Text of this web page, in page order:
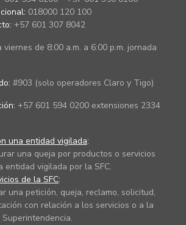
018000 120 100
+57 601 307 8042
viernes de 8:00 a.m. a 6:00 p.m. jornada
#903 (solo operadores Claro y Tigo)
+57 601 594 0200 extensiones 2334
una entidad vigilada:
una queja por productos o servicios
entidad vigilada por la SFC.
de la SFC:
una petición, queja, reclamo, solicitud,
con relación a los servicios o a la